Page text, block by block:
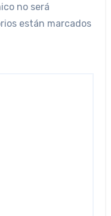
no será
están marcados